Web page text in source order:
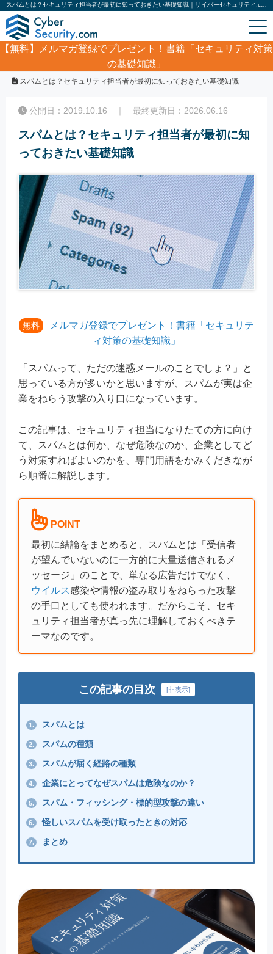
【無料】
メルマガ登録でプレゼント！書籍「セキュリティ対策
の基礎知識」
スパムとは？セキュリティ担当者が最初に知っておきたい基礎知識
公開日：2019.10.16 ｜ 最終更新日：2026.06.16
スパムとは？セキュリティ担当者が最初に知
っておきたい基礎知識
無料
メルマガ登録でプレゼント！書籍「セキュリテ
ィ対策の基礎知識」
「スパムって、ただの迷惑メールのことでしょ？」と
思っている方が多いかと思いますが、スパムが実は企
業をねらう攻撃の入り口になっています。
この記事は、セキュリティ担当になりたての方に向け
て、スパムとは何か、なぜ危険なのか、企業としてど
う対策すればよいのかを、専門用語をかみくだきなが
ら順番に解説します。
POINT
最初に結論をまとめると、スパムとは「受信者
が望んでいないのに一方的に大量送信されるメ
ッセージ」のことで、単なる広告だけでなく、
ウイルス感染や情報の盗み取りをねらった攻撃
の手口としても使われます。だからこそ、セキ
ュリティ担当者が真っ先に理解しておくべきテ
ーマなのです。
この記事の目次 [非表示]
1. スパムとは
2. スパムの種類
3. スパムが届く経路の種類
4. 企業にとってなぜスパムは危険なのか？
5. スパム・フィッシング・標的型攻撃の違い
6. 怪しいスパムを受け取ったときの対応
7. まとめ